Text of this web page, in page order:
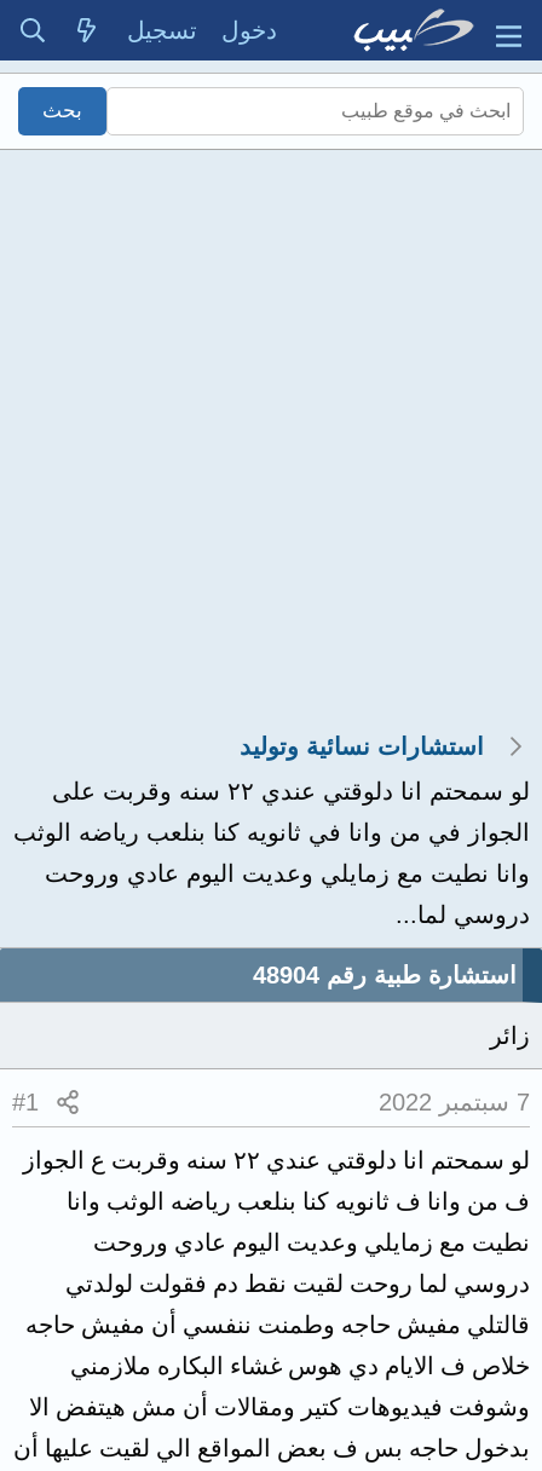
دخول تسجيل
استشارات نسائية وتوليد
لو سمحتم انا دلوقتي عندي ٢٢ سنه وقربت على
الجواز في من وانا في ثانويه كنا بنلعب رياضه الوثب
وانا نطيت مع زمايلي وعديت اليوم عادي وروحت
دروسي لما...
استشارة طبية رقم 48904
زائر
7 سبتمبر 2022 #1
لو سمحتم انا دلوقتي عندي ٢٢ سنه وقربت ع الجواز
ف من وانا ف ثانويه كنا بنلعب رياضه الوثب وانا
نطيت مع زمايلي وعديت اليوم عادي وروحت
دروسي لما روحت لقيت نقط دم فقولت لولدتي
قالتلي مفيش حاجه وطمنت ننفسي أن مفيش حاجه
خلاص ف الايام دي هوس غشاء البكاره ملازمني
وشوفت فيديوهات كتير ومقالات أن مش هيتفض الا
بدخول حاجه بس ف بعض المواقع الي لقيت عليها أن